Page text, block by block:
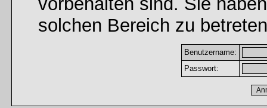
solchen Bereich zu
Benutzername:
Passwort: